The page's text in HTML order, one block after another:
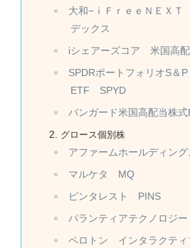
大和−ｉＦｒｅｅＮＥＸ
デックス
iシェアーズコア 米国高
SPDRポートフォリオS＆
ETF SPYD
バンガード米国高配当株
グロース個別株
アファームホールディン
マルケタ MQ
ピンタレスト PINS
パランティアテクノロジ
ペロトン インタラクテ